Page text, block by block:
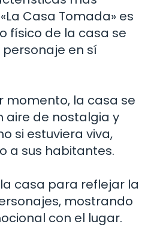
Casa Tomada» es
físico de la casa se
en sí
momento, la casa se
aire de nostalgia y
si estuviera viva,
a sus habitantes.
casa para reflejar la
mostrando
con el lugar.